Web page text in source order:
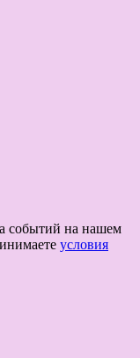
событий на нашем
условия